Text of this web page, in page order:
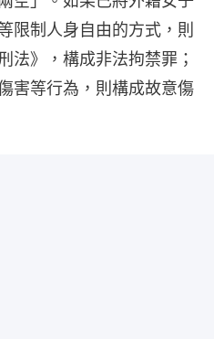
限制人身自由的方式，則
法》，構成非法拘禁罪；
害等行為，則構成故意傷